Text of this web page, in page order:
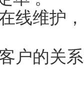
维护，
的关系